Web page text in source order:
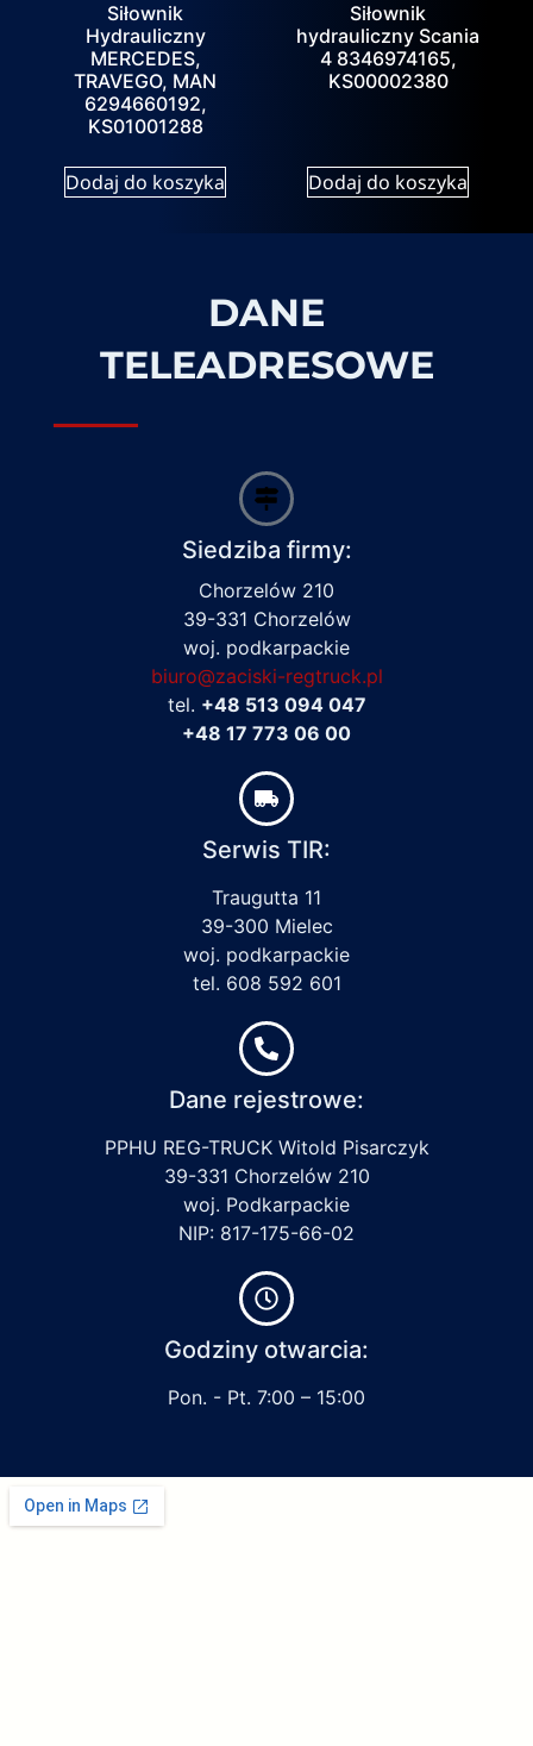
Siłownik
Hydrauliczny
MERCEDES,
TRAVEGO, MAN
6294660192,
KS01001288
Dodaj do koszyka
Siłownik
hydrauliczny Scania
4 8346974165,
KS00002380
Dodaj do koszyka
DANE
TELEADRESOWE
Siedziba firmy:
Chorzelów 210
39-331 Chorzelów
woj. podkarpackie
biuro@zaciski-regtruck.pl
tel. +48 513 094 047
+48 17 773 06 00
Serwis TIR:
Traugutta 11
39-300 Mielec
woj. podkarpackie
tel. 608 592 601
Dane rejestrowe:
PPHU REG-TRUCK Witold Pisarczyk
39-331 Chorzelów 210
woj. Podkarpackie
NIP: 817-175-66-02
Godziny otwarcia:
Pon. - Pt. 7:00 – 15:00